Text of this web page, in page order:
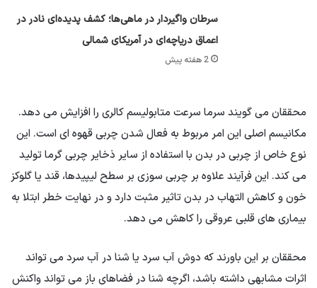
سرطان واگیردار در ماهی‌ها؛ کشف پدیده‌ای نادر در
اعماق دریاچه‌ای در آمریکای شمالی
2 هفته پیش
محققان می گویند سرما سرعت متابولیسم کالری را افزایش می دهد.
مکانیسم اصلی این امر مربوط به فعال شدن چربی قهوه ای است. این
نوع خاص از چربی در بدن با استفاده از سایر ذخایر چربی گرما تولید
می کند. این فرآیند علاوه بر چربی سوزی بر سطح لیپیدها، قند یا گلوکز
خون و کاهش التهاب در بدن تاثیر مثبت دارد و در نهایت خطر ابتلا به
بیماری های قلبی عروقی را کاهش می دهد.
محققان بر این باورند که دوش آب سرد یا شنا در آب سرد می تواند
اثرات مشابهی داشته باشد، اگرچه شنا در فضاهای باز می تواند واکنش